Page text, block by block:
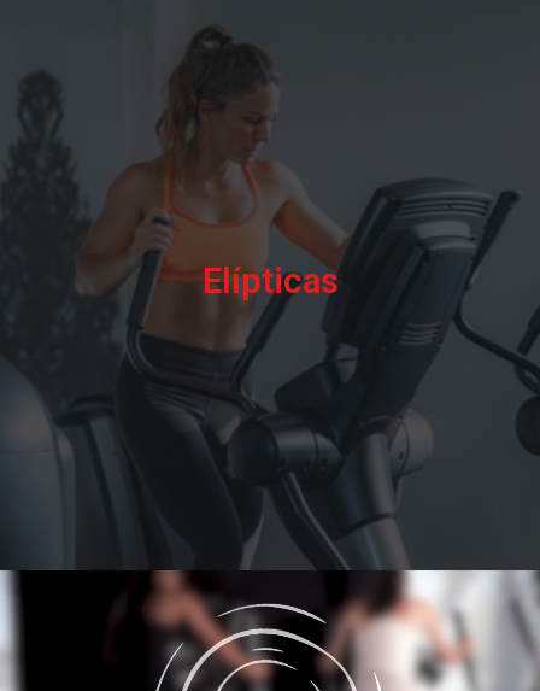
Elípticas